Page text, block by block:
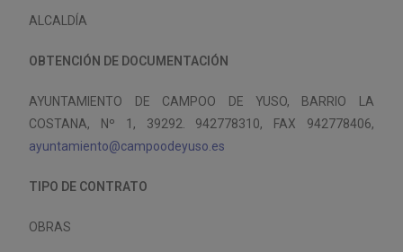
ALCALDÍA
OBTENCIÓN DE DOCUMENTACIÓN
AYUNTAMIENTO DE CAMPOO DE YUSO, BARRIO LA
COSTANA, Nº 1, 39292. 942778310, FAX 942778406,
ayuntamiento@campoodeyuso.es
TIPO DE CONTRATO
OBRAS